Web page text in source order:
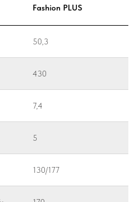
Fashion PLUS
50,3
430
7,4
5
130/177